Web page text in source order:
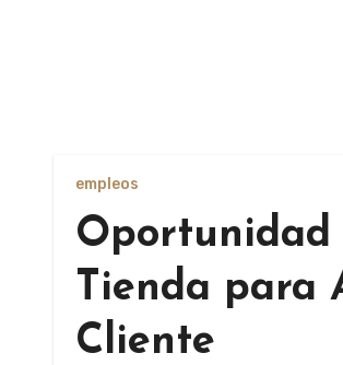
empleos
Oportunidad
Tienda para
Cliente